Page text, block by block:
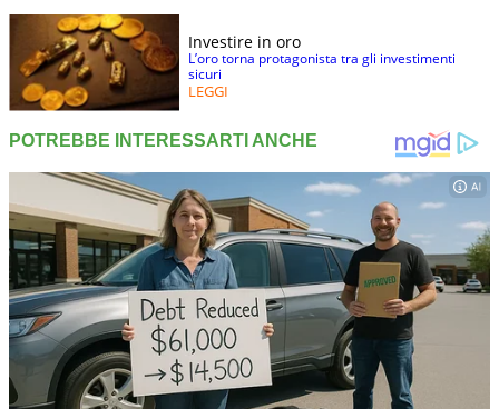
Investire in oro
L’oro torna protagonista tra gli investimenti
sicuri
LEGGI